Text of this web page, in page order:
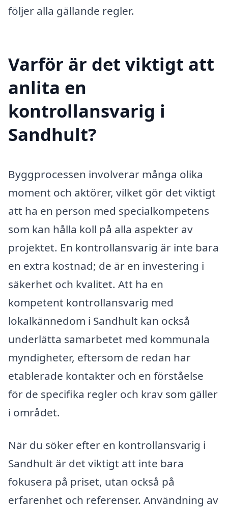
följer alla gällande regler.
Varför är det viktigt att
anlita en
kontrollansvarig i
Sandhult?
Byggprocessen involverar många olika
moment och aktörer, vilket gör det viktigt
att ha en person med specialkompetens
som kan hålla koll på alla aspekter av
projektet. En kontrollansvarig är inte bara
en extra kostnad; de är en investering i
säkerhet och kvalitet. Att ha en
kompetent kontrollansvarig med
lokalkännedom i Sandhult kan också
underlätta samarbetet med kommunala
myndigheter, eftersom de redan har
etablerade kontakter och en förståelse
för de specifika regler och krav som gäller
i området.
När du söker efter en kontrollansvarig i
Sandhult är det viktigt att inte bara
fokusera på priset, utan också på
erfarenhet och referenser. Användning av